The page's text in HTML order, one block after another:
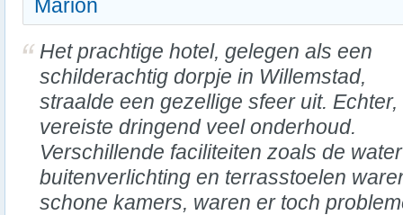
Marion
Het prachtige hotel, gelegen als een
schilderachtig dorpje in Willemstad,
straalde een gezellige sfeer uit. Echter,
vereiste dringend veel onderhoud.
Verschillende faciliteiten zoals de
buitenverlichting en terrasstoelen
schone kamers, waren er toch